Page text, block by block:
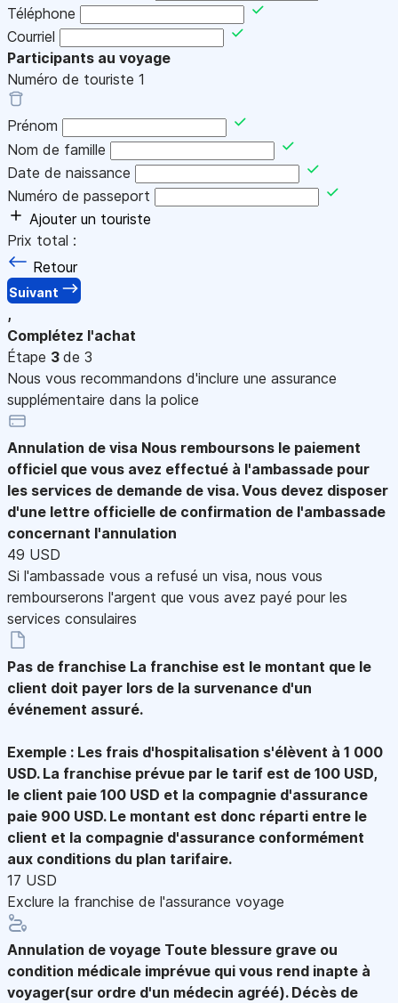
Téléphone
Courriel
Participants au voyage
Numéro de touriste 1
Prénom
Nom de famille
Date de naissance
Numéro de passeport
Ajouter un touriste
Prix total :
Retour
Suivant
,
Complétez l'achat
Étape 3 de 3
Nous vous recommandons d'inclure une assurance
supplémentaire dans la police
Annulation de visa Nous remboursons le paiement
officiel que vous avez effectué à l'ambassade pour
les services de demande de visa. Vous devez disposer
d'une lettre officielle de confirmation de l'ambassade
concernant l'annulation
49 USD
Si l'ambassade vous a refusé un visa, nous vous
rembourserons l'argent que vous avez payé pour les
services consulaires
Pas de franchise La franchise est le montant que le
client doit payer lors de la survenance d'un
événement assuré.
Exemple : Les frais d'hospitalisation s'élèvent à 1 000
USD. La franchise prévue par le tarif est de 100 USD,
le client paie 100 USD et la compagnie d'assurance
paie 900 USD. Le montant est donc réparti entre le
client et la compagnie d'assurance conformément
aux conditions du plan tarifaire.
17 USD
Exclure la franchise de l'assurance voyage
Annulation de voyage Toute blessure grave ou
condition médicale imprévue qui vous rend inapte à
voyager(sur ordre d'un médecin agréé). Décès de